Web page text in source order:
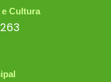
e Cultura